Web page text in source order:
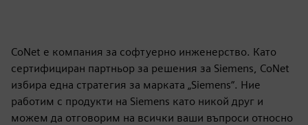
CoNet е компания за софтуерно инженерство. Като
сертифициран партньор за решения за Siemens, CoNet
избира една стратегия за марката „Siemens“. Ние
работим с продукти на Siemens като никой друг и
можем да отговорим на всички ваши въпроси относно